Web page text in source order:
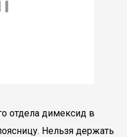
отдела димексид в
Нельзя держать